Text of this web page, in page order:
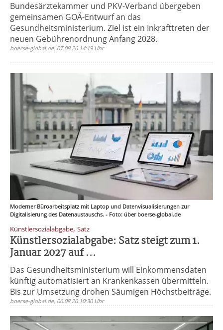
Bundesärztekammer und PKV-Verband übergeben
gemeinsamen GOÄ-Entwurf an das
Gesundheitsministerium. Ziel ist ein Inkrafttreten der
neuen Gebührenordnung Anfang 2028.
boerse-global.de, 07.08.26 14:19 Uhr
Moderner Büroarbeitsplatz mit Laptop und Datenvisualisierungen zur
Digitalisierung des Datenaustauschs. - Foto: über boerse-global.de
Künstlersozialabgabe, Satz
Künstlersozialabgabe: Satz steigt zum 1.
Januar 2027 auf ...
Das Gesundheitsministerium will Einkommensdaten
künftig automatisiert an Krankenkassen übermitteln.
Bis zur Umsetzung drohen Säumigen Höchstbeiträge.
boerse-global.de, 06.08.26 10:30 Uhr